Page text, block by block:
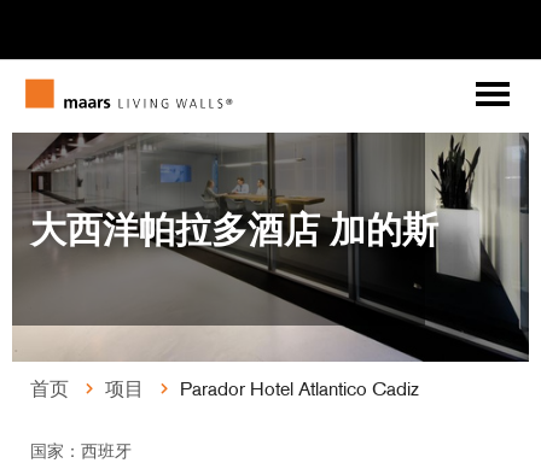
大西洋帕拉多酒店 加的斯
首页 项目 Parador Hotel Atlantico Cadiz
国家：西班牙